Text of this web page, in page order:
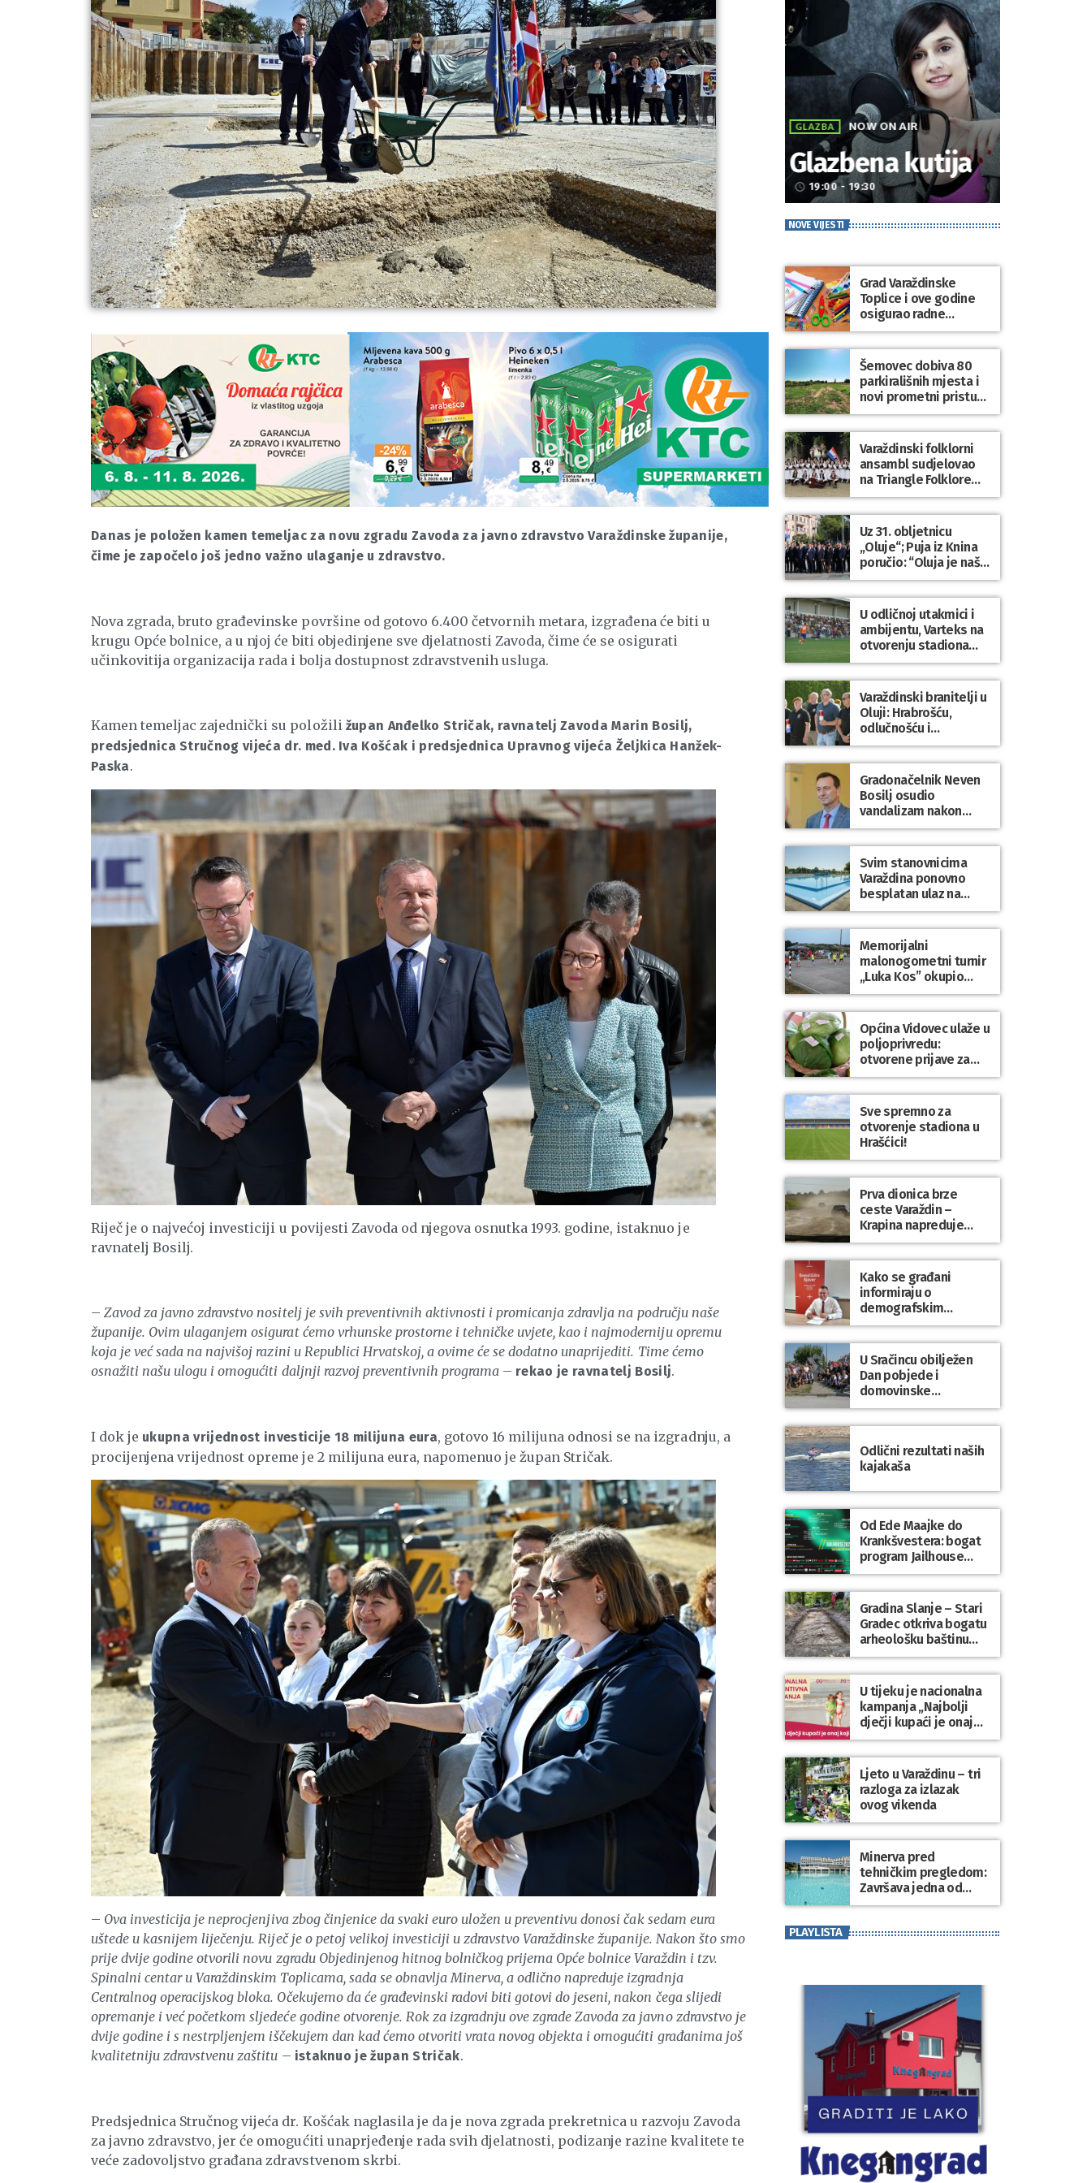
Danas je položen kamen temeljac za novu zgradu Zavoda za javno zdravstvo Varaždinske županije,
čime je započelo još jedno važno ulaganje u zdravstvo.
Nova zgrada, bruto građevinske površine od gotovo 6.400 četvornih metara, izgrađena će biti u
krugu Opće bolnice, a u njoj će biti objedinjene sve djelatnosti Zavoda, čime će se osigurati
učinkovitija organizacija rada i bolja dostupnost zdravstvenih usluga.
Kamen temeljac zajednički su položili župan Anđelko Stričak, ravnatelj Zavoda Marin Bosilj,
predsjednica Stručnog vijeća dr. med. Iva Košćak i predsjednica Upravnog vijeća Željkica Hanžek-
Paska.
Riječ je o najvećoj investiciji u povijesti Zavoda od njegova osnutka 1993. godine, istaknuo je
ravnatelj Bosilj.
–Zavod za javno zdravstvo nositelj je svih preventivnih aktivnosti i promicanja zdravlja na području naše
županije. Ovim ulaganjem osigurat ćemo vrhunske prostorne i tehničke uvjete, kao i najmoderniju opremu
koja je već sada na najvišoj razini u Republici Hrvatskoj, a ovime će se dodatno unaprijediti. Time ćemo
osnažiti našu ulogu i omogućiti daljnji razvoj preventivnih programa – rekao je ravnatelj Bosilj.
I dok je ukupna vrijednost investicije 18 milijuna eura, gotovo 16 milijuna odnosi se na izgradnju, a
procijenjena vrijednost opreme je 2 milijuna eura, napomenuo je župan Stričak.
– Ova investicija je neprocjenjiva zbog činjenice da svaki euro uložen u preventivu donosi čak sedam eura
uštede u kasnijem liječenju. Riječ je o petoj velikoj investiciji u zdravstvo Varaždinske županije. Nakon što smo
prije dvije godine otvorili novu zgradu Objedinjenog hitnog bolničkog prijema Opće bolnice Varaždin i tzv.
Spinalni centar u Varaždinskim Toplicama, sada se obnavlja Minerva, a odlično napreduje izgradnja
Centralnog operacijskog bloka. Očekujemo da će građevinski radovi biti gotovi do jeseni, nakon čega slijedi
opremanje i već početkom sljedeće godine otvorenje. Rok za izgradnju ove zgrade Zavoda za javno zdravstvo je
dvije godine i s nestrpljenjem iščekujem dan kad ćemo otvoriti vrata novog objekta i omogućiti građanima još
kvalitetniju zdravstvenu zaštitu – istaknuo je župan Stričak.
Predsjednica Stručnog vijeća dr. Košćak naglasila je da je nova zgrada prekretnica u razvoju Zavoda
za javno zdravstvo, jer će omogućiti unaprjeđenje rada svih djelatnosti, podizanje razine kvalitete te
veće zadovoljstvo građana zdravstvenom skrbi.
GLAZBA NOW ON AIR
Glazbena kutija
access_time 19:00 - 19:30
NOVE VIJESTI
Grad Varaždinske
Toplice i ove godine
osigurao radne
bilježnice i dodatni
obrazovni materijal za
sve osnovnoškolce
Šemovec dobiva 80
parkirališnih mjesta i
novi prometni pristup
groblju
Varaždinski folklorni
ansambl sudjelovao
na Triangle Folklore
Festivalu u Danskoj
Uz 31. obljetnicu
„Oluje“; Puja iz Knina
poručio: “Oluja je naša
najveća pobjeda,
simbol slobode i
zajedništva!”
U odličnoj utakmici i
ambijentu, Varteks na
otvorenju stadiona
odigrao 1:1 s
Mariborom
Varaždinski branitelji u
Oluji: Hrabrošću,
odlučnošću i
zajedništvom do
slobodne Hrvatske!
Gradonačelnik Neven
Bosilj osudio
vandalizam nakon
utakmice NK Varaždin
– HNK Hajduk Split
Svim stanovnicima
Varaždina ponovno
besplatan ulaz na
Gradske bazene i
Gradsko kupalište na
Dravi
Memorijalni
malonogometni turnir
„Luka Kos” okupio
brojne ekipe i
posjetitelje u Sudovcu
Općina Vidovec ulaže u
poljoprivredu:
otvorene prijave za
općinske potpore
Sve spremno za
otvorenje stadiona u
Hrašćici!
Prva dionica brze
ceste Varaždin –
Krapina napreduje
prema planu
Kako se građani
informiraju o
demografskim
mjerama? Sudjelujte u
istraživanju!
U Sračincu obilježen
Dan pobjede i
domovinske
zahvalnosti te Dan
hrvatskih branitelja
Odlični rezultati naših
kajakaša
Od Ede Maajke do
Krankšvestera: bogat
program Jailhouse
Festivala 2026. u
Lepoglavi
Gradina Slanje – Stari
Gradec otkriva bogatu
arheološku baštinu
Varaždinske županije
U tijeku je nacionalna
kampanja „Najbolji
dječji kupaći je onaj
koji se nosi“
Ljeto u Varaždinu – tri
razloga za izlazak
ovog vikenda
Minerva pred
tehničkim pregledom:
Završava jedna od
najvećih investicija u
Varaždinske županije
PLAYLISTA